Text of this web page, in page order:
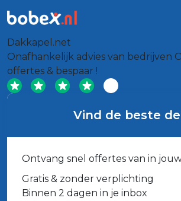
Dakkapel.net
Onafhankelijk advies van bedrijven
offertes & bespaar !
Vind de beste
Ontvang snel offertes van in
Gratis & zonder verplichting
Binnen 2 dagen in je inbox